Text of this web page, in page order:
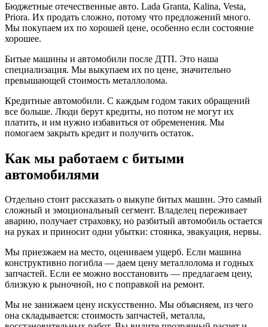
Бюджетные отечественные авто. Lada Granta, Kalina, Vesta,
Priora. Их продать сложно, потому что предложений много.
Мы покупаем их по хорошей цене, особенно если состояние
хорошее.
Битые машины и автомобили после ДТП. Это наша
специализация. Мы выкупаем их по цене, значительно
превышающей стоимость металлолома.
Кредитные автомобили. С каждым годом таких обращений
все больше. Люди берут кредиты, но потом не могут их
платить, и им нужно избавиться от обременения. Мы
помогаем закрыть кредит и получить остаток.
Как мы работаем с битыми
автомобилями
Отдельно стоит рассказать о выкупе битых машин. Это самый
сложный и эмоциональный сегмент. Владелец переживает
аварию, получает страховку, но разбитый автомобиль остается
на руках и приносит одни убытки: стоянка, эвакуация, нервы.
Мы приезжаем на место, оцениваем ущерб. Если машина
конструктивно погибла — даем цену металлолома и годных
запчастей. Если ее можно восстановить — предлагаем цену,
близкую к рыночной, но с поправкой на ремонт.
Мы не занижаем цену искусственно. Мы объясняем, из чего
она складывается: стоимость запчастей, металла,